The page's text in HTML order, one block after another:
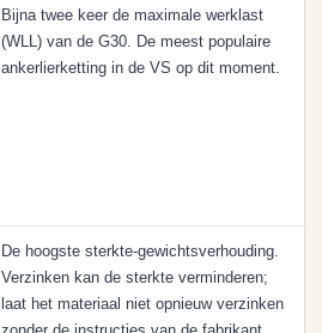
Bijna twee keer de maximale werklast
(WLL) van de G30. De meest populaire
ankerlierketting in de VS op dit moment.
De hoogste sterkte-gewichtsverhouding.
Verzinken kan de sterkte verminderen;
laat het materiaal niet opnieuw verzinken